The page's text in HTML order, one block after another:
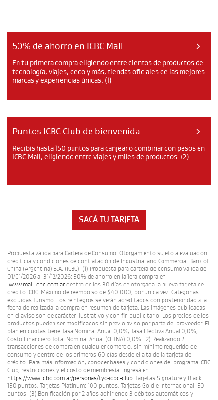
50% de ahorro en ICBC Mall
En tu primera compra eligiendo entre cientos de productos de
tecnología, viajes, deco y más, tiendas oficiales de las mejores
marcas y experiencias únicas. (1)
Puntos ICBC Club de bienvenida
Recibís hasta 150 puntos para canjear o combinar con pesos en
ICBC Mall, eligiendo entre viajes y miles de productos. (2)
SACÁ TU TARJETA
Propuesta válida para Cartera de Consumo. Otorgamiento sujeto a evaluación
crediticia y condiciones de contratación de Industrial and Commercial Bank of
China (Argentina) S.A. (ICBC). (1) Propuesta para cartera de consumo válida del
01/01/2026 al 31/12/2026: 50% de ahorro en la 1era compra en
www.mall.icbc.com.ardentro de los 30 días de otorgada la nueva tarjeta de
crédito ICBC. Máximo de reembolso de $40.000, por única vez. Categorías
excluidas Turismo. Los reintegros se verán acreditados con posterioridad a la
fecha de realizada la compra en resumen de tarjeta. Las imágenes publicadas
en el aviso son de carácter ilustrativo y con fin publicitario. Los precios de los
productos pueden ser modificados sin previo aviso por parte del proveedor. El
plan en cuotas tiene Tasa Nominal Anual 0,0%, Tasa Efectiva Anual 0,0%,
Costo Financiero Total Nominal Anual (CFTNA) 0,0%. (2) Realizando 2
transacciones de compra en cualquier comercio, sin mínimo requerido de
consumo y dentro de los primeros 60 días desde el alta de la tarjeta de
crédito. Para más información, conocer bases y condiciones del programa ICBC
Club, restricciones y el costo de membresía ingresá en
https://www.icbc.com.ar/personas/tyc-icbc-club .Tarjetas Signature y Black:
150 puntos, Tarjetas Platinum: 100 puntos, Tarjetas Gold e Internacional: 50
puntos. (3) Bonificación por 2 años adhiriendo 3 débitos automáticos y